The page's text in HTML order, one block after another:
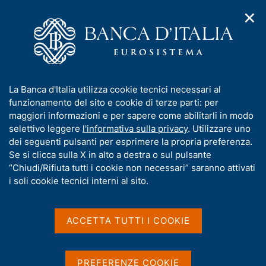
n
u
d
i
n
a
v
i
g
a
o
m
g
e
e
l
s
t
Media
Toscana"
Presentazione del rapporto
annuale sul 2023
"L'economia della Toscana"
18 GIUGNO 2024
Condividi
✕
I
n
f
o
r
m
a
t
La Banca d'Italia utilizza cookie tecnici necessari al
funzionamento del sito e cookie di terze parti: per
maggiori informazioni e per sapere come abilitarli in modo
selettivo leggere l'informativa sulla privacy. Utilizzare uno
dei seguenti pulsanti per esprimere la propria preferenza.
Se si clicca sulla X in alto a destra o sul pulsante
“Chiudi/Rifiuta tutti i cookie non necessari” saranno attivati
i soli cookie tecnici interni al sito.
ACCETTA TUTTI I COOKIE
PREFERENZE COOKIE